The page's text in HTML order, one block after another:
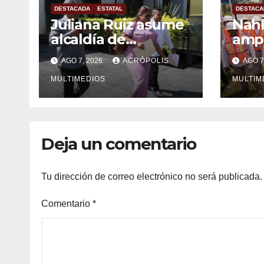
DESTACADA ESTATAL
Juliana Ruiz asume
alcaldía de
Ixhuatlán del
Sureste
AGO 7, 2026 ACRÓPOLIS
MULTIMEDIOS
AGO
Deja un comentario
Tu dirección de correo electrónico no será publicada.
Comentario *